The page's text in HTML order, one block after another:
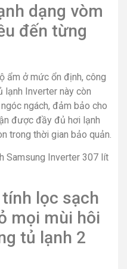
dạng vòm
đến từng
ẩm ở mức ổn định, công
lạnh Inverter này còn
ngách, đảm bảo cho
được đầy đủ hơi lạnh
trong thời gian bảo quản.
lọc sạch
mọi mùi hôi
tủ lạnh 2